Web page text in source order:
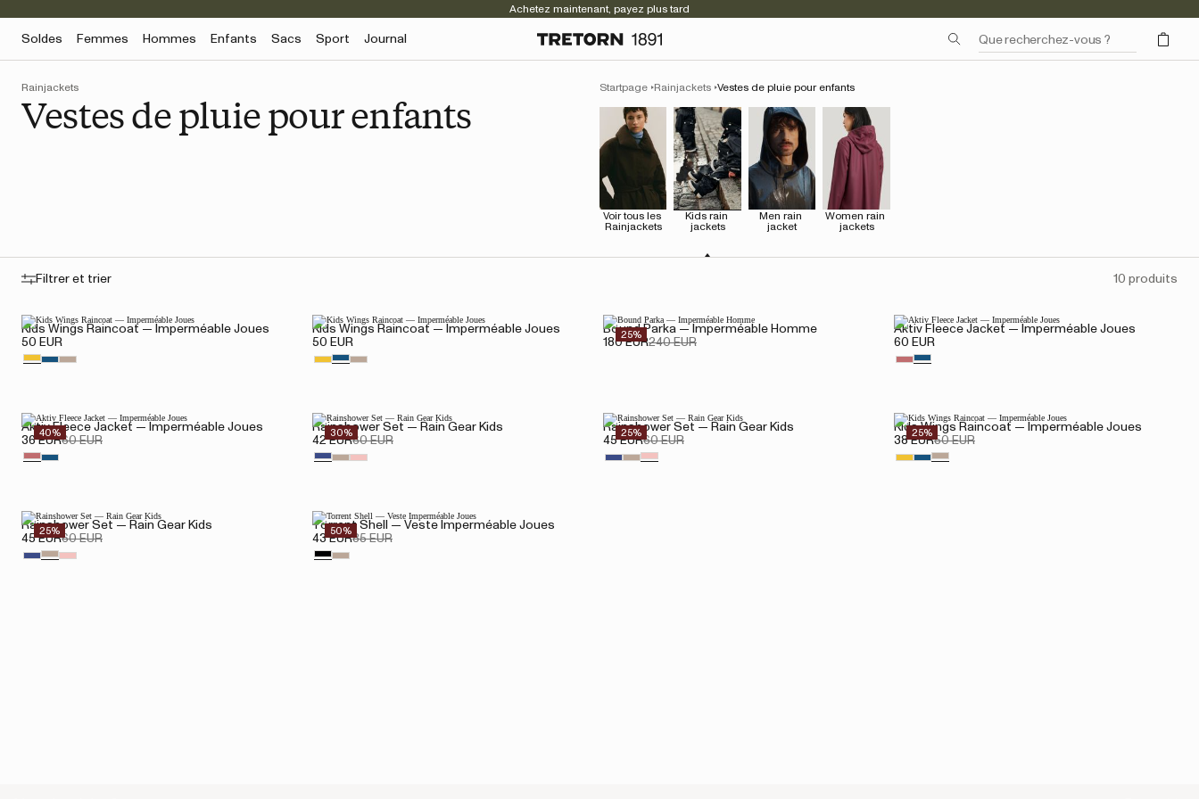
Achetez maintenant, payez plus tard
Soldes Femmes Hommes Enfants Sacs Sport Journal
Rainjackets
Vestes de pluie pour enfants
Startpage Rainjackets Vestes de pluie pour enfants
Voir tous les
Rainjackets
Kids rain
jackets
Men rain
jacket
Women rain
jackets
Filtrer et trier 10 produits
Kids Wings Raincoat — Imperméable Joues
50 EUR
Kids Wings Raincoat — Imperméable Joues
50 EUR
25%
Bound Parka — Imperméable Homme
180 EUR240 EUR
Aktiv Fleece Jacket — Imperméable Joues
60 EUR
40%
Aktiv Fleece Jacket — Imperméable Joues
36 EUR60 EUR
30%
Rainshower Set — Rain Gear Kids
42 EUR60 EUR
25%
Rainshower Set — Rain Gear Kids
45 EUR60 EUR
25%
Kids Wings Raincoat — Imperméable Joues
38 EUR50 EUR
25%
Rainshower Set — Rain Gear Kids
45 EUR60 EUR
50%
Torrent Shell — Veste Imperméable Joues
43 EUR85 EUR